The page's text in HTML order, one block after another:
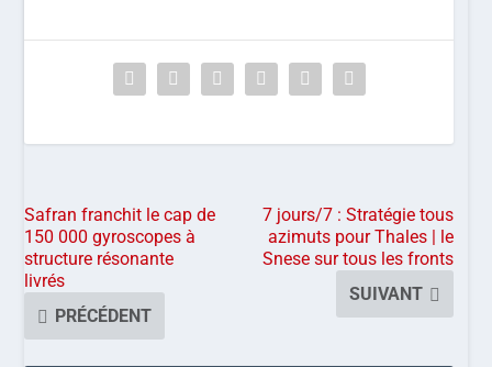
Safran franchit le cap de
150 000 gyroscopes à
structure résonante
livrés
PRÉCÉDENT
7 jours/7 : Stratégie tous
azimuts pour Thales | le
Snese sur tous les fronts
SUIVANT